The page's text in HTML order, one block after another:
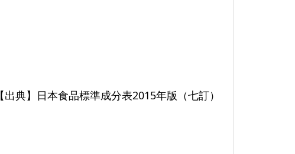
【出典】日本食品標準成分表2015年版（七訂）